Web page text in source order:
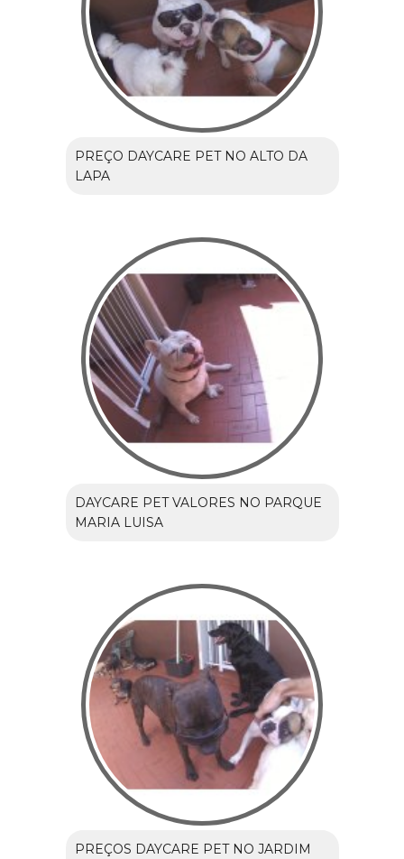
PREÇO DAYCARE PET NO ALTO DA
LAPA
DAYCARE PET VALORES NO PARQUE
MARIA LUISA
PREÇOS DAYCARE PET NO JARDIM